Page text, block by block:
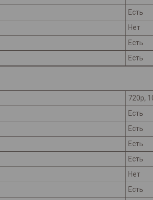
Есть
Нет
Есть
Есть
720p,
Есть
Есть
Есть
Есть
Нет
Есть